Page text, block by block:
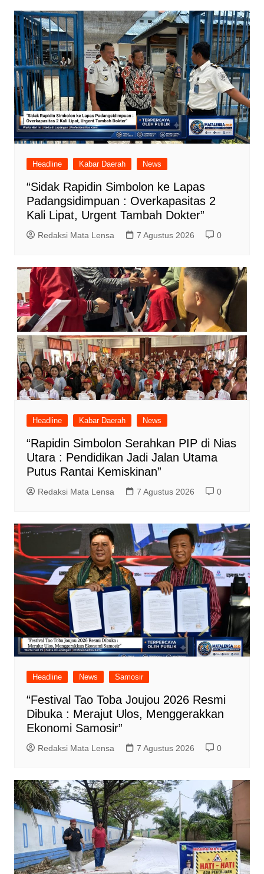
Headline Kabar Daerah News
“Sidak Rapidin Simbolon ke Lapas
Padangsidimpuan : Overkapasitas 2
Kali Lipat, Urgent Tambah Dokter”
Redaksi Mata Lensa 7 Agustus 2026 0
Headline Kabar Daerah News
“Rapidin Simbolon Serahkan PIP di Nias
Utara : Pendidikan Jadi Jalan Utama
Putus Rantai Kemiskinan”
Redaksi Mata Lensa 7 Agustus 2026 0
Headline News Samosir
“Festival Tao Toba Joujou 2026 Resmi
Dibuka : Merajut Ulos, Menggerakkan
Ekonomi Samosir”
Redaksi Mata Lensa 7 Agustus 2026 0